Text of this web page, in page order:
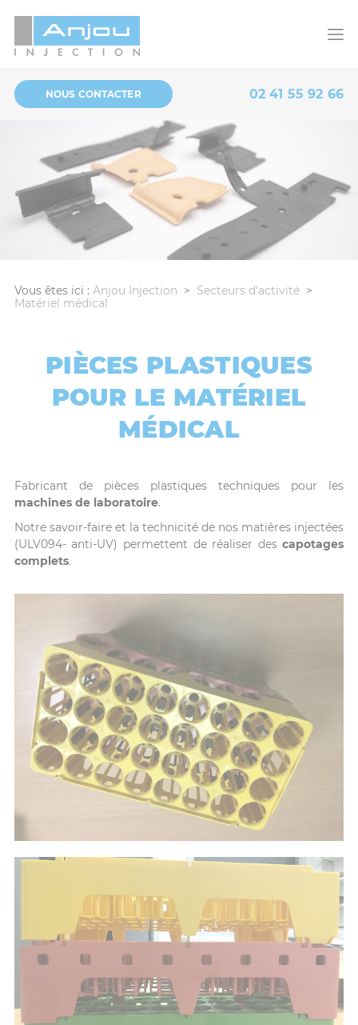
NOUS CONTACTER 02 41 55 92 66
Vous êtes ici : Anjou Injection > Secteurs d'activité>
Matériel médical
PIÈCES PLASTIQUES
POUR LE MATÉRIEL
MÉDICAL
Fabricant de pièces plastiques techniques pour les
machines de laboratoire.
Notre savoir-faire et la technicité de nos matières injectées
(ULV094- anti-UV) permettent de réaliser descapotages
complets.